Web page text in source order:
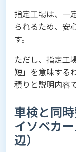
指定工場は、一
られるため、安
す。
ただし、指定工
短」を意味する
積りと説明内容
車検と同
イソベカ
辺）